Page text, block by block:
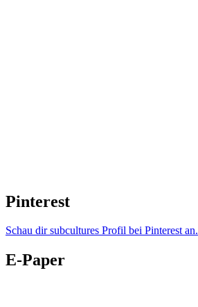
Pinterest
Schau dir subcultures Profil bei Pinterest an.
E-Paper